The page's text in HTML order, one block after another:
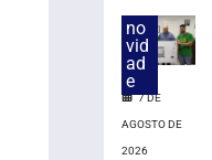
duelo
contra
Maranhão
no
vid
ad
e
7 DE
AGOSTO DE
2026